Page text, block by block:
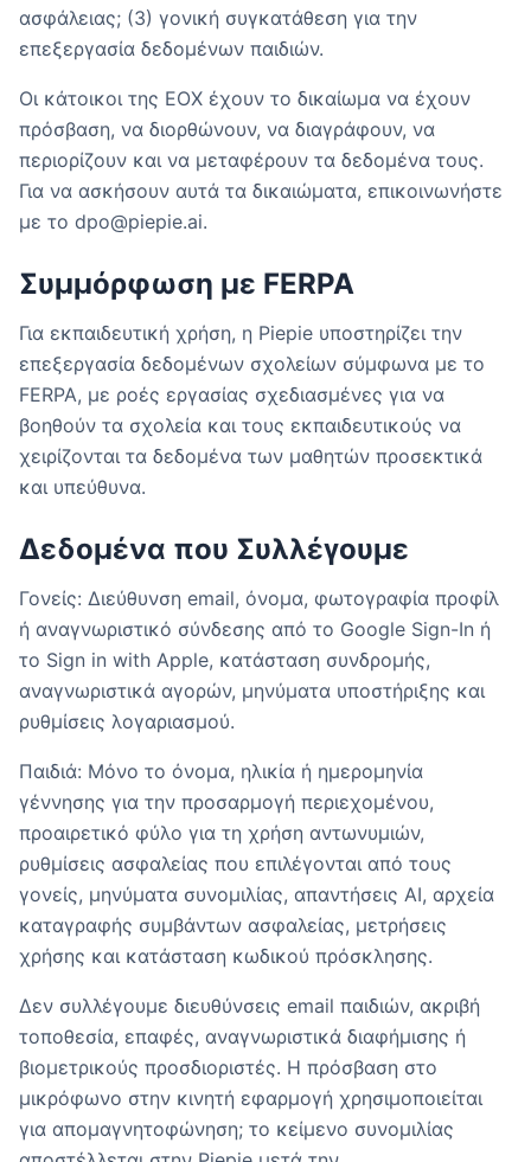
ασφάλειας; (3) γονική συγκατάθεση για την
επεξεργασία δεδομένων παιδιών.
Οι κάτοικοι της ΕΟΧ έχουν το δικαίωμα να έχουν
πρόσβαση, να διορθώνουν, να διαγράφουν, να
περιορίζουν και να μεταφέρουν τα δεδομένα τους.
Για να ασκήσουν αυτά τα δικαιώματα, επικοινωνήστε
με το dpo@piepie.ai.
Συμμόρφωση με FERPA
Για εκπαιδευτική χρήση, η Piepie υποστηρίζει την
επεξεργασία δεδομένων σχολείων σύμφωνα με το
FERPA, με ροές εργασίας σχεδιασμένες για να
βοηθούν τα σχολεία και τους εκπαιδευτικούς να
χειρίζονται τα δεδομένα των μαθητών προσεκτικά
και υπεύθυνα.
Δεδομένα που Συλλέγουμε
Γονείς: Διεύθυνση email, όνομα, φωτογραφία προφίλ
ή αναγνωριστικό σύνδεσης από το Google Sign-In ή
το Sign in with Apple, κατάσταση συνδρομής,
αναγνωριστικά αγορών, μηνύματα υποστήριξης και
ρυθμίσεις λογαριασμού.
Παιδιά: Μόνο το όνομα, ηλικία ή ημερομηνία
γέννησης για την προσαρμογή περιεχομένου,
προαιρετικό φύλο για τη χρήση αντωνυμιών,
ρυθμίσεις ασφαλείας που επιλέγονται από τους
γονείς, μηνύματα συνομιλίας, απαντήσεις AI, αρχεία
καταγραφής συμβάντων ασφαλείας, μετρήσεις
χρήσης και κατάσταση κωδικού πρόσκλησης.
Δεν συλλέγουμε διευθύνσεις email παιδιών, ακριβή
τοποθεσία, επαφές, αναγνωριστικά διαφήμισης ή
βιομετρικούς προσδιοριστές. Η πρόσβαση στο
μικρόφωνο στην κινητή εφαρμογή χρησιμοποιείται
για απομαγνητοφώνηση; το κείμενο συνομιλίας